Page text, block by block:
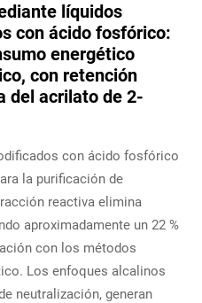
líquidos
con ácido fosfórico:
energético
con retención
del acrilato de 2-
con ácido fosfórico
la purificación de
reactiva elimina
aproximadamente un 22 %
con los métodos
Los enfoques alcalinos
neutralización, generan